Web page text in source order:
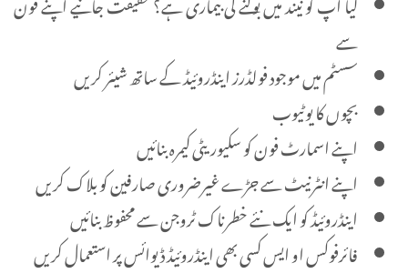
سے
سسٹم میں موجود فولڈرز اینڈروئیڈ کے ساتھ شیئر کریں
بچوں کا یوٹیوب
اپنے اسمارٹ فون کو سکیوریٹی کیمرہ بنائیں
اپنے انٹرنیٹ سے جڑے غیرضروری صارفین کو بلاک کریں
اینڈروئیڈ کو ایک نئے خطرناک ٹروجن سے محفوظ بنائیں
فائرفوکس او ایس کسی بھی اینڈروئیڈ ڈیوائس پر استعمال کریں